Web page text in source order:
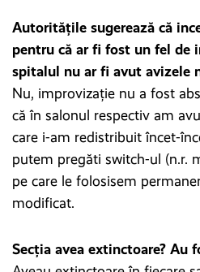
Autoritățile sugerează că
pentru că ar fi fost un fel de
spitalul nu ar fi avut avizele
Nu, improvizație nu a fost
că în salonul respectiv am
care i-am redistribuit încet-
putem pregăti switch-ul (n.r.
pe care le folosisem
modificat.
Secția avea extinctoare? Au